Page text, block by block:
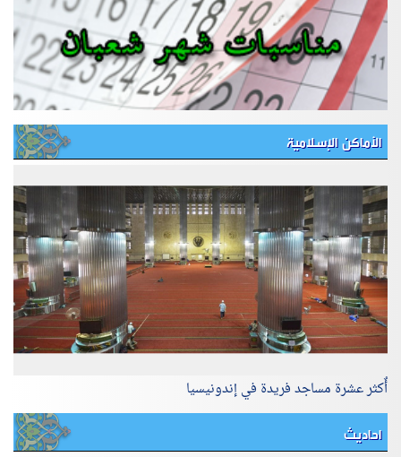
الأماكن الإسلامية
أٌكثر عشرة مساجد فريدة في إندونيسيا
احاديث